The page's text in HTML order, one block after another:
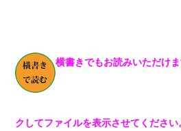
横書きでもお読みいただけ
クしてファイルを表示させてください。